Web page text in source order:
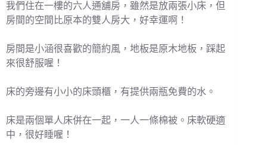
我們住在一樓的六人通舖房，雖然是放兩張小床，但
房間的空間比原本的雙人房大，好幸運啊！
房間是小涵很喜歡的簡約風，地板是原木地板，踩起
來很舒服喔！
床的旁邊有小小的床頭櫃，有提供兩瓶免費的水。
床是兩個單人床併在一起，一人一條棉被。床軟硬適
中，很好睡喔！